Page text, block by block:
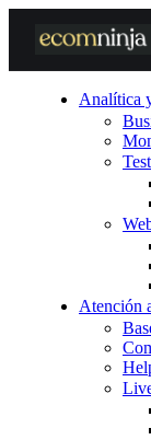
Analítica
Atención